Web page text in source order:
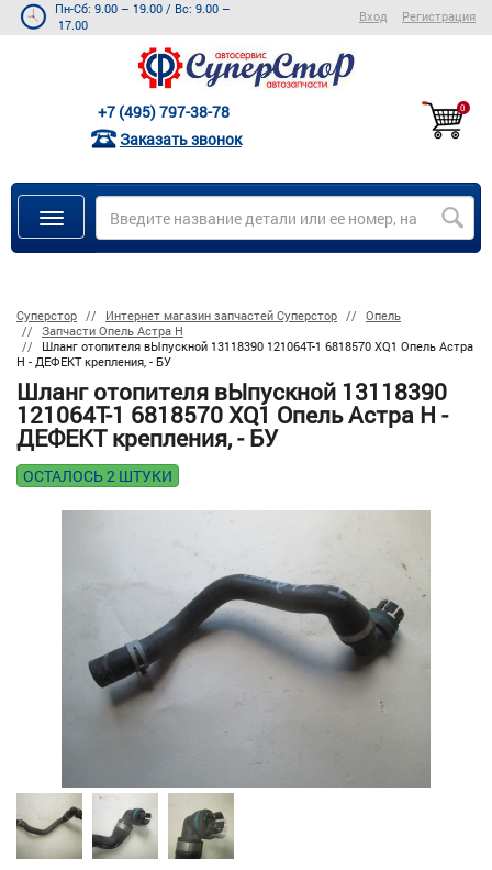
Пн-Сб: 9.00 – 19.00 / Вс: 9.00 –
17.00
Вход Регистрация
+7 (495) 797-38-78
Заказать звонок
0
Суперстор Интернет магазин запчастей Суперстор
Опель
Запчасти Опель Астра Н
Шланг отопителя вЫпускной 13118390 121064T-1 6818570 XQ1 Опель Астра
H - ДЕФЕКТ крепления, - БУ
Шланг отопителя вЫпускной 13118390
121064T-1 6818570 XQ1 Опель Астра H -
ДЕФЕКТ крепления, - БУ
ОСТАЛОСЬ 2 ШТУКИ